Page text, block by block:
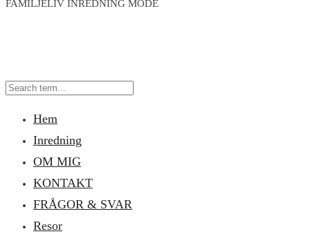
FAMILJELIV INREDNING MODE
Hem
Inredning
OM MIG
KONTAKT
FRÅGOR & SVAR
Resor